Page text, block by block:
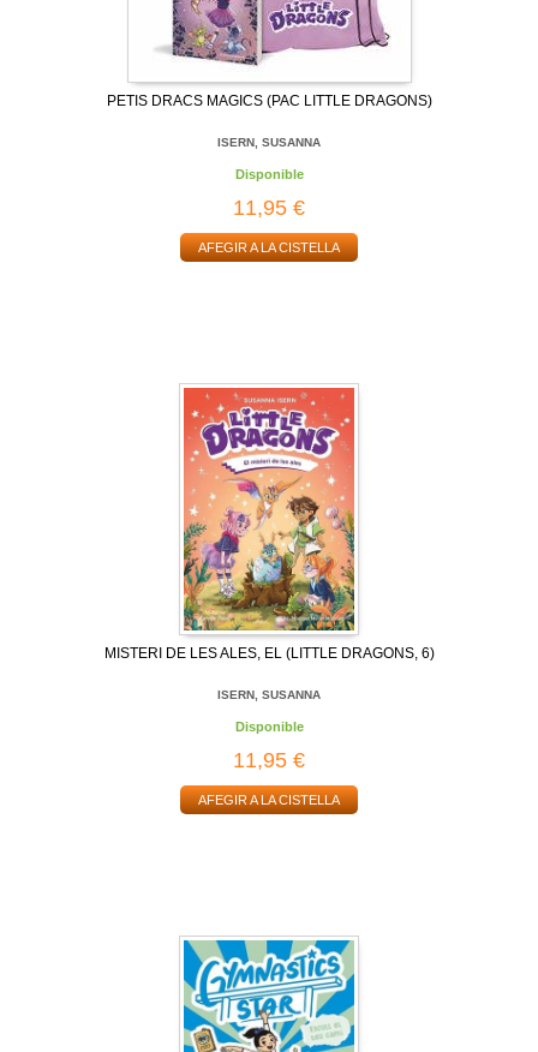
PETIS DRACS MAGICS (PAC LITTLE DRAGONS)
ISERN, SUSANNA
Disponible
11,95 €
AFEGIR A LA CISTELLA
MISTERI DE LES ALES, EL (LITTLE DRAGONS, 6)
ISERN, SUSANNA
Disponible
11,95 €
AFEGIR A LA CISTELLA